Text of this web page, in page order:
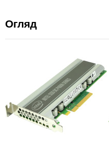
Огляд